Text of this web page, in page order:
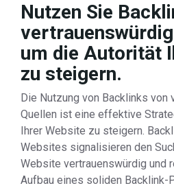
Nutzen Sie
um die Autorität
zu steigern.
Die Nutzung von Backlinks von
Quellen ist eine effektive
Ihrer Website zu steigern.
Websites signalisieren den
Website vertrauenswürdig und
Aufbau eines soliden Backlink-